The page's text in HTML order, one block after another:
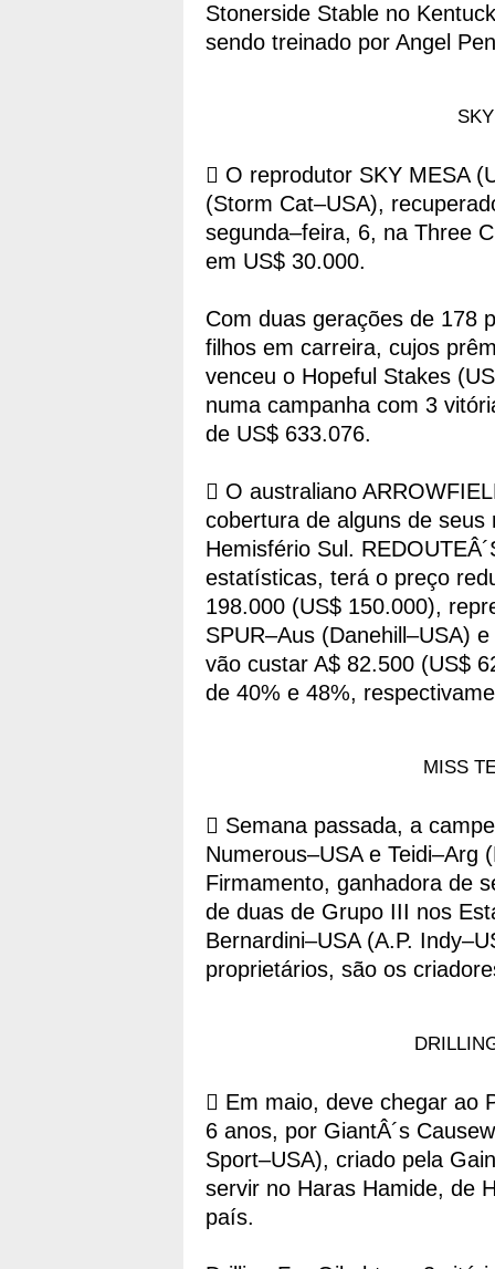
Stonerside Stable no
sendo treinado por Angel
 O reprodutor SKY MESA
(Storm Cat–USA),
segunda–feira, 6, na Three
em US$ 30.000.
Com duas gerações de 178
filhos em carreira, cujos
venceu o Hopeful Stakes
numa campanha com 3
de US$ 633.076.
 O australiano
cobertura de alguns de
Hemisfério Sul.
estatísticas, terá o preço
198.000 (US$ 150.000),
SPUR–Aus (Danehill–USA)
vão custar A$ 82.500 (US$
de 40% e 48%,
MISS
 Semana passada, a
Numerous–USA e Teidi–Arg
Firmamento, ganhadora de
de duas de Grupo III nos
Bernardini–USA (A.P.
proprietários, são os
 Em maio, deve chegar ao
6 anos, por GiantÂ´s
Sport–USA), criado pela
servir no Haras Hamide, de
país.